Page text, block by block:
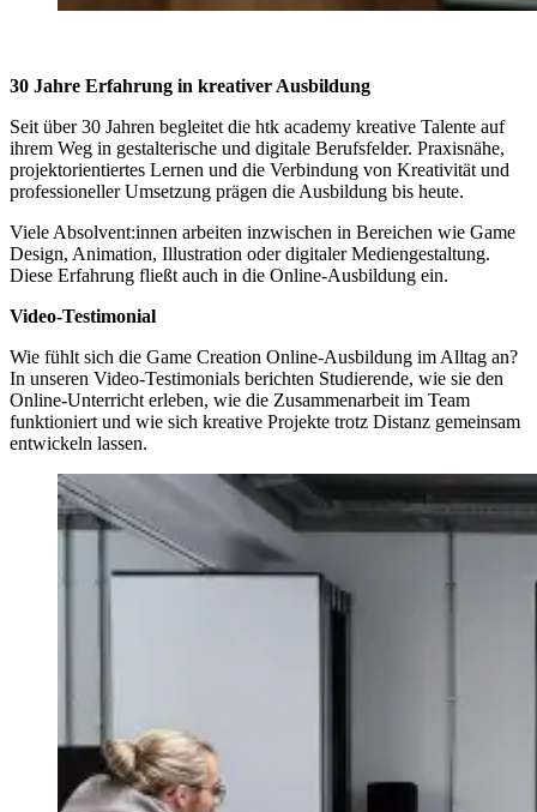
30 Jahre Erfahrung in kreativer Ausbildung
Seit über 30 Jahren begleitet die htk academy kreative Talente auf
ihrem Weg in gestalterische und digitale Berufsfelder. Praxisnähe,
projektorientiertes Lernen und die Verbindung von Kreativität und
professioneller Umsetzung prägen die Ausbildung bis heute.
Viele Absolvent:innen arbeiten inzwischen in Bereichen wie Game
Design, Animation, Illustration oder digitaler Mediengestaltung.
Diese Erfahrung fließt auch in die Online-Ausbildung ein.
Video-Testimonial
Wie fühlt sich die Game Creation Online-Ausbildung im Alltag an?
In unseren Video-Testimonials berichten Studierende, wie sie den
Online-Unterricht erleben, wie die Zusammenarbeit im Team
funktioniert und wie sich kreative Projekte trotz Distanz gemeinsam
entwickeln lassen.